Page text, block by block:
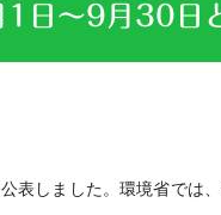
日～9月30日
しました。環境省では